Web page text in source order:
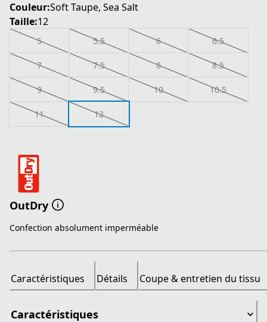
Couleur:Soft Taupe, Sea Salt
Taille:12
5 5.5 6 6.5
7 7.5 8 8.5
9 9.5 10 10.5
11 12
OutDry
Confection absolument imperméable
Caractéristiques Détails Coupe & entretien du tissu
Caractéristiques